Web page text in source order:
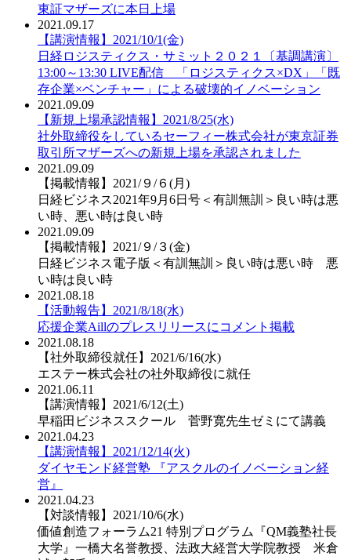
東証マザーズに本日上場
2021.09.17
【講演情報】2021/10/1(金)
日経ロジスティクス・サミット２０２１〔基調講演〕
13:00～13:30 LIVE配信 「ロジスティクス×DX」「既
存企業×ベンチャー」による破壊的イノベーション
2021.09.09
【新規上場承認情報】2021/8/25(水)
社外取締役をしているセーフィー株式会社が東京証券
取引所マザーズへの新規上場を承認されました
2021.09.09
【掲載情報】2021/９/６(月)
日経ビジネス2021年9月6日号＜有訓無訓＞良い時は悪
い時、悪い時は良い時
2021.09.09
【掲載情報】2021/９/３(金)
日経ビジネス電子版＜有訓無訓＞良い時は悪い時 悪
い時は良い時
2021.08.18
【活動報告】2021/8/18(水)
応援企業Aillのプレスリリースにコメント掲載
2021.08.18
【社外取締役就任】2021/6/16(水)
エステー株式会社の社外取締役に就任
2021.06.11
【講演情報】2021/6/12(土)
早稲田ビジネススクール 菅野寛先生ゼミにて講義
2021.04.23
【講演情報】2021/12/14(火)
ダイヤモンド経営塾 『アスクルのイノベーション経
営』
2021.04.23
【対談情報】2021/10/6(水)
価値創造フォーラム21 特別プログラム『QM義塾社長
大学』一橋大名誉教授、法政大経営大学院教授 米倉